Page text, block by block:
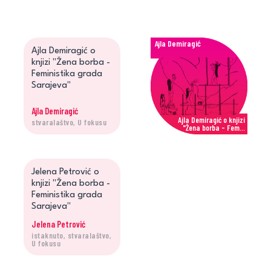
Ajla Demiragić o
knjizi "Žena borba -
Feministika grada
Sarajeva"
Ajla Demiragić
stvaralaštvo, U fokusu
Ajla Demiragić o knjizi
"Žena borba - Fem...
Ajla Demiragić
Jelena Petrović o
knjizi "Žena borba -
Feministika grada
Sarajeva"
Jelena Petrović
istaknuto, stvaralaštvo,
U fokusu